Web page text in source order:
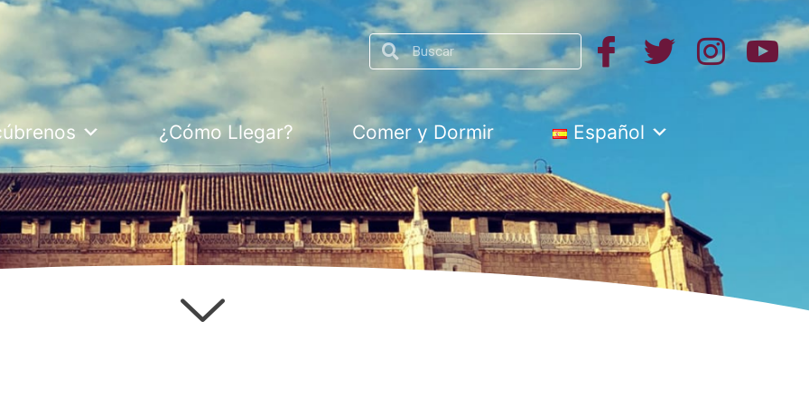
SearchSearch
¿Cómo Llegar? Comer y Dormir Español